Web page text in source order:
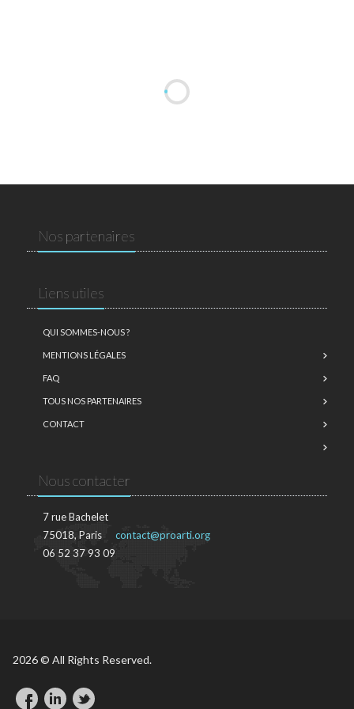
Nos partenaires
Liens utiles
QUI SOMMES-NOUS ?
MENTIONS LÉGALES
FAQ
TOUS NOS PARTENAIRES
CONTACT
Nous contacter
7 rue Bachelet
75018, Paris
06 52 37 93 09
contact@proarti.org
2026 © All Rights Reserved.